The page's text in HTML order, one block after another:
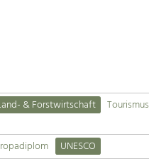
& Forstwirtschaft Tourismus
UNESCO